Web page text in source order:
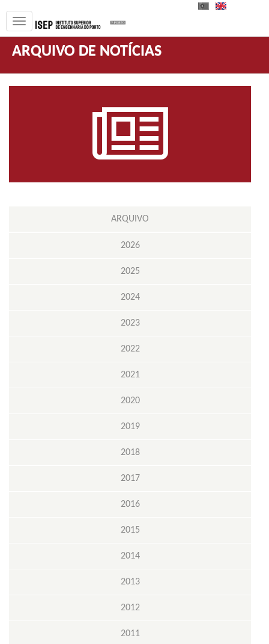
PT
ARQUIVO DE NOTÍCIAS
ARQUIVO
2026
2025
2024
2023
2022
2021
2020
2019
2018
2017
2016
2015
2014
2013
2012
2011